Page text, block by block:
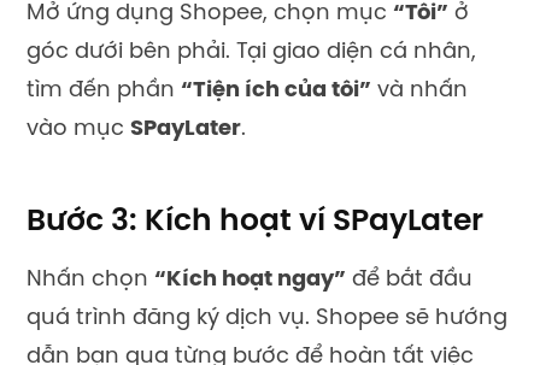
Mở ứng dụng Shopee, chọn mục “Tôi” ở
góc dưới bên phải. Tại giao diện cá nhân,
tìm đến phần “Tiện ích của tôi” và nhấn
vào mục SPayLater.
Bước 3: Kích hoạt ví SPayLater
Nhấn chọn “Kích hoạt ngay” để bắt đầu
quá trình đăng ký dịch vụ. Shopee sẽ hướng
dẫn bạn qua từng bước để hoàn tất việc